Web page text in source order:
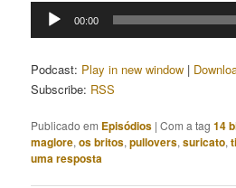
Tocador
00:00
Podcast: Play in new window |
Subscribe: RSS
Publicado em Episódios |Com a tag14
maglore,os britos,pullovers,suricato,
uma resposta